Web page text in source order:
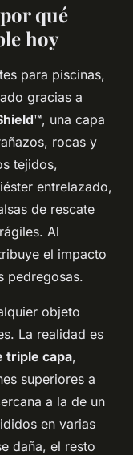
qué
hoy
para piscinas,
gracias a
, una capa
rocas y
tejidos,
entrelazado,
de rescate
Al
el impacto
pedregosas.
objeto
La realidad es
triple capa,
superiores a
a la de un
en varias
daña, el resto